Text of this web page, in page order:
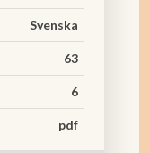
Svenska
63
6
pdf